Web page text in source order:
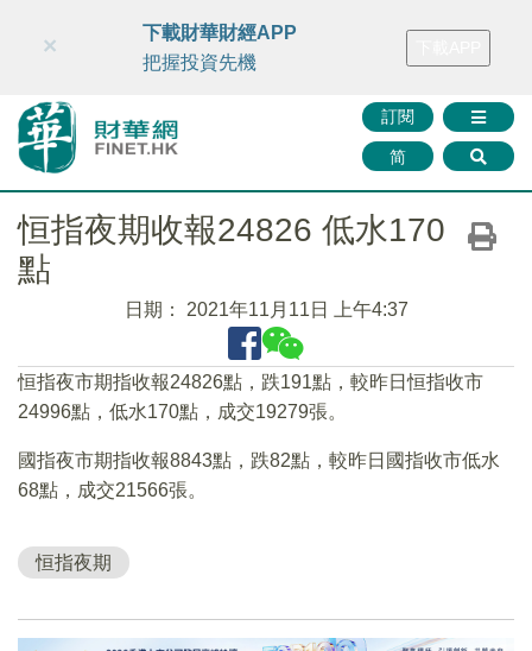
財華智庫網 FINTV FINMETA 財華證券 媒體矩陣
訂閱
简
×
下載財華財經APP
把握投資先機
恒指夜期收報24826 低水170
點
日期： 2021年11月11日 上午4:37
恒指夜市期指收報24826點，跌191點，較昨日恒指收市
24996點，低水170點，成交19279張。
國指夜市期指收報8843點，跌82點，較昨日國指收市低水
68點，成交21566張。
恒指夜期